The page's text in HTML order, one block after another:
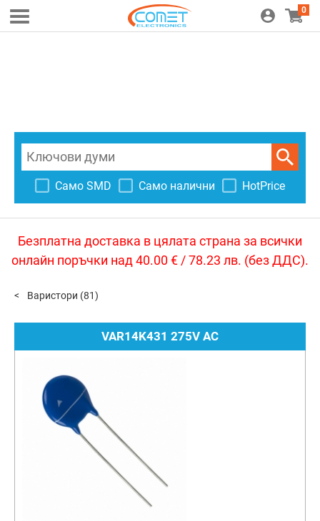
0
Само SMD Само налични HotPrice
Безплатна доставка в цялата страна за всички
онлайн поръчки над 40.00 € / 78.23 лв. (без ДДС).
Варистори (81)
VAR14K431 275V AC